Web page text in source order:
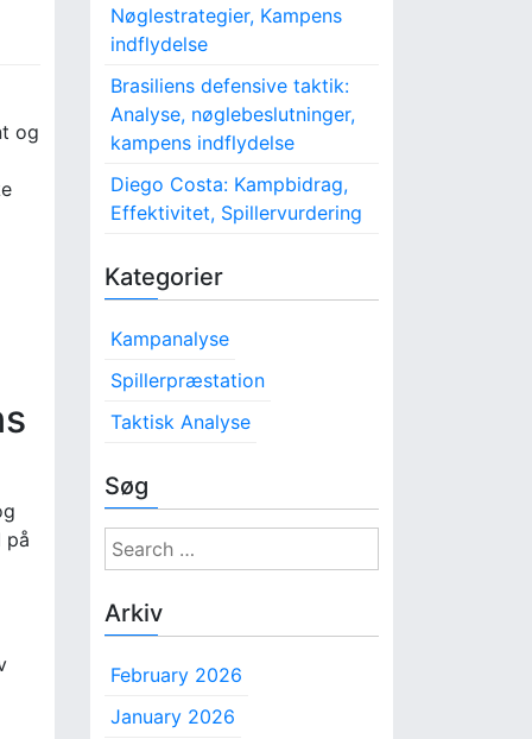
og
på
Nøglestrategier, Kampens
indflydelse
Brasiliens defensive taktik:
Analyse, nøglebeslutninger,
kampens indflydelse
Diego Costa: Kampbidrag,
Effektivitet, Spillervurdering
Kategorier
Kampanalyse
Spillerpræstation
Taktisk Analyse
Søg
S
e
a
r
h
Arkiv
February 2026
January 2026